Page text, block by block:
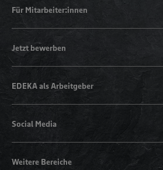
Für Mitarbeiter:innen
Jetzt bewerben
EDEKA als Arbeitgeber
Social Media
Weitere Bereiche